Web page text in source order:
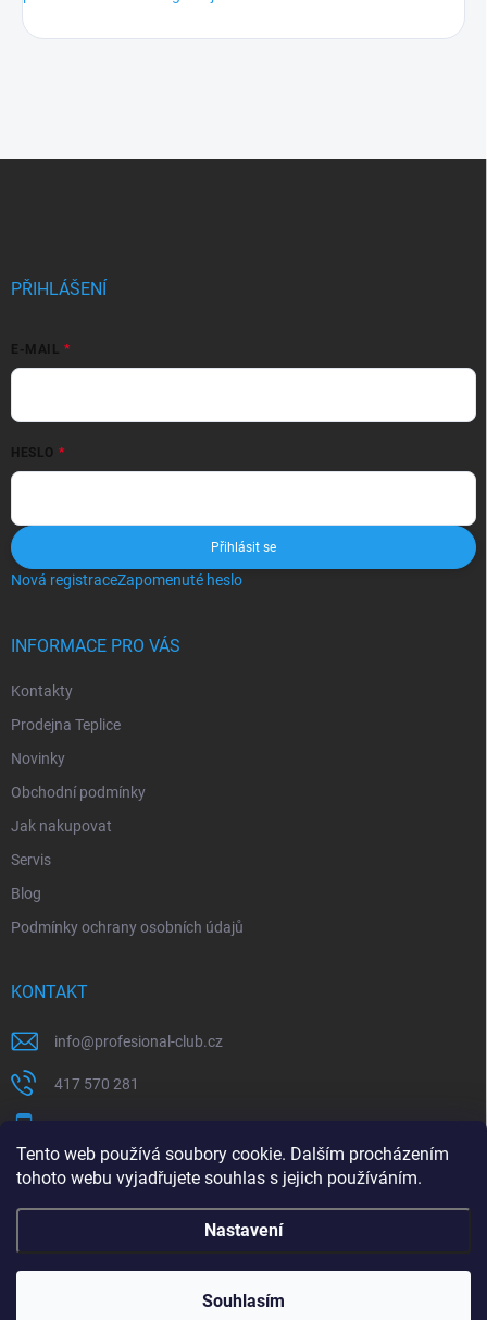
Tento web používá soubory cookie. Dalším procházením
tohoto webu vyjadřujete souhlas s jejich používáním.
Nastavení
Souhlasím
PŘIHLÁŠENÍ
E-MAIL
HESLO
Přihlásit se
Nová registraceZapomenuté heslo
INFORMACE PRO VÁS
Kontakty
Prodejna Teplice
Novinky
Obchodní podmínky
Jak nakupovat
Servis
Blog
Podmínky ochrany osobních údajů
KONTAKT
info@profesional-club.cz
417 570 281
Milwaukee Festool
Profesional-Club . Všechna práva vyhrazena.